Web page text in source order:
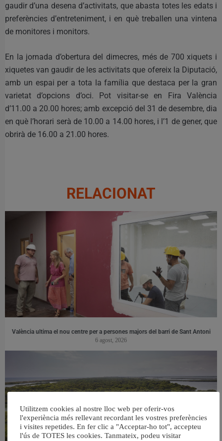
gaudir d’una desena d’activitats, que abasta totes les edats i
preferències d’entreteniment, i en què treballen una vintena
de monitores i monitors.
En la jornada d’obertura del dimecres, més de 700 xiquets i
xiquetes van gaudir de les activitats que ofereix la Diputació,
amb un espai per a tota la família que destaca per la gran
varietat d’opcions d’oci. Pot visitar-se en Fira València
d’11.00 a 20.00 hores; amb excepció del 31 de desembre, dia
en què l’horari serà de 10.00 a 14.00 hores, i l’1 de gener, que
obrirà de 16.00 a 21.00 hores.
RELACIONAT
València ultima el nou centre per a persones majors del barri de Sant Antoni
6 agost, 2026
Utilitzem cookies al nostre lloc web per oferir-vos
l'experiència més rellevant recordant les vostres preferències
i visites repetides. En fer clic a "Acceptar-ho tot", accepteu
l'ús de TOTES les cookies. Tanmateix, podeu visitar